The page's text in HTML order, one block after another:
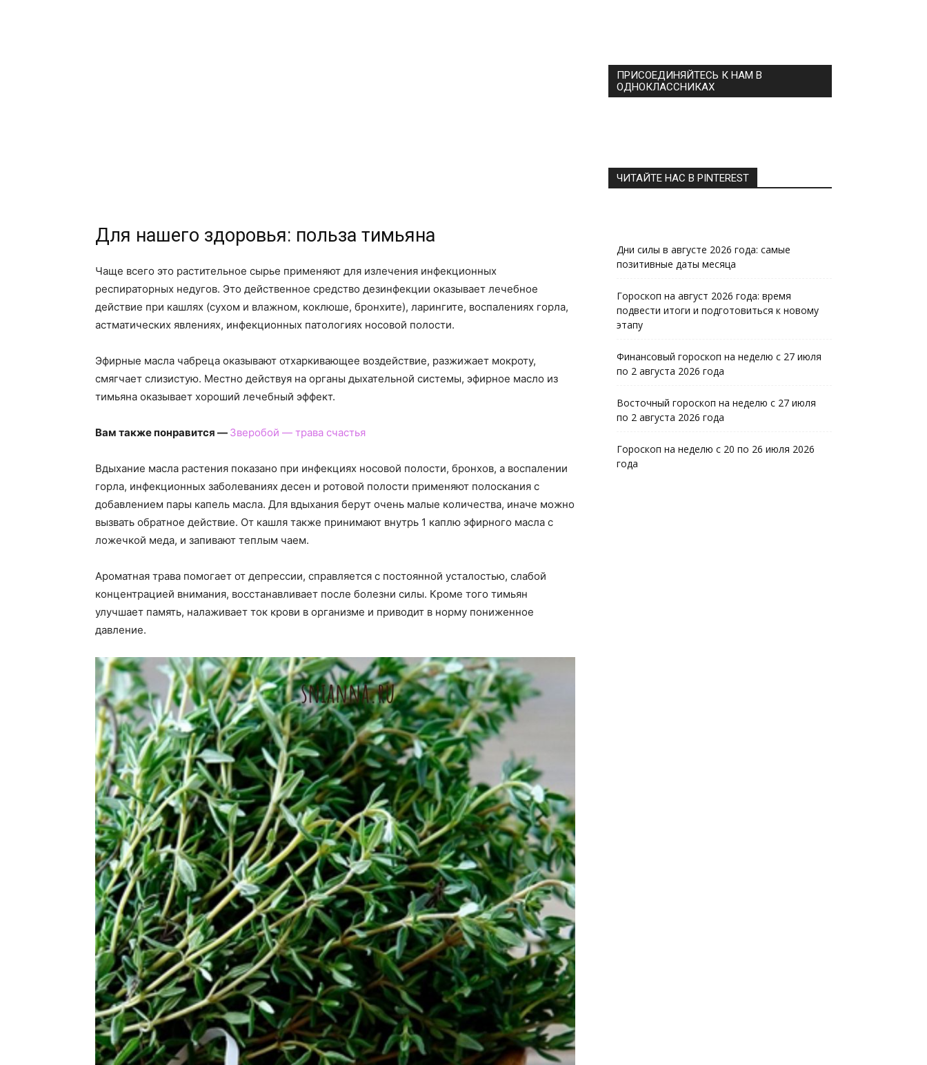
Для нашего здоровья: польза тимьяна
Чаще всего это растительное сырье применяют для излечения инфекционных
респираторных недугов. Это действенное средство дезинфекции оказывает лечебное
действие при кашлях (сухом и влажном, коклюше, бронхите), ларингите, воспалениях горла,
астматических явлениях, инфекционных патологиях носовой полости.
Эфирные масла чабреца оказывают отхаркивающее воздействие, разжижает мокроту,
смягчает слизистую. Местно действуя на органы дыхательной системы, эфирное масло из
тимьяна оказывает хороший лечебный эффект.
Вам также понравится — Зверобой — трава счастья
Вдыхание масла растения показано при инфекциях носовой полости, бронхов, а воспалении
горла, инфекционных заболеваниях десен и ротовой полости применяют полоскания с
добавлением пары капель масла. Для вдыхания берут очень малые количества, иначе можно
вызвать обратное действие. От кашля также принимают внутрь 1 каплю эфирного масла с
ложечкой меда, и запивают теплым чаем.
Ароматная трава помогает от депрессии, справляется с постоянной усталостью, слабой
концентрацией внимания, восстанавливает после болезни силы. Кроме того тимьян
улучшает память, налаживает ток крови в организме и приводит в норму пониженное
давление.
ПРИСОЕДИНЯЙТЕСЬ К НАМ В
ОДНОКЛАССНИКАХ
ЧИТАЙТЕ НАС В PINTEREST
Дни силы в августе 2026 года: самые
позитивные даты месяца
Гороскоп на август 2026 года: время
подвести итоги и подготовиться к новому
этапу
Финансовый гороскоп на неделю с 27 июля
по 2 августа 2026 года
Восточный гороскоп на неделю с 27 июля
по 2 августа 2026 года
Гороскоп на неделю с 20 по 26 июля 2026
года